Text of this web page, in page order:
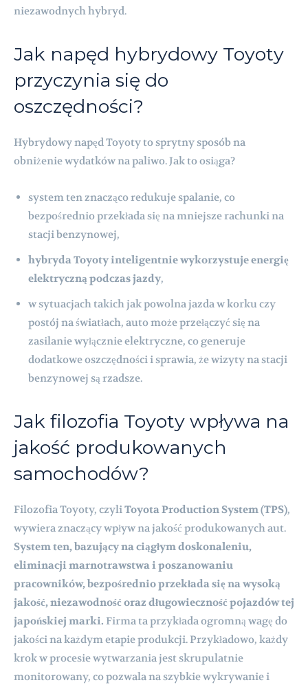
niezawodnych hybryd.
Jak napęd hybrydowy Toyoty
przyczynia się do
oszczędności?
Hybrydowy napęd Toyoty to sprytny sposób na
obniżenie wydatków na paliwo. Jak to osiąga?
system ten znacząco redukuje spalanie, co
bezpośrednio przekłada się na mniejsze rachunki na
stacji benzynowej,
hybryda Toyoty inteligentnie wykorzystuje energię
elektryczną podczas jazdy,
w sytuacjach takich jak powolna jazda w korku czy
postój na światłach, auto może przełączyć się na
zasilanie wyłącznie elektryczne, co generuje
dodatkowe oszczędności i sprawia, że wizyty na stacji
benzynowej są rzadsze.
Jak filozofia Toyoty wpływa na
jakość produkowanych
samochodów?
Filozofia Toyoty, czyliToyota Production System (TPS),
wywiera znaczący wpływ na jakość produkowanych aut.
System ten, bazujący na ciągłym doskonaleniu,
eliminacji marnotrawstwa i poszanowaniu
pracowników, bezpośrednio przekłada się na wysoką
jakość, niezawodność oraz długowieczność pojazdów tej
japońskiej marki. Firma ta przykłada ogromną wagę do
jakości na każdym etapie produkcji. Przykładowo, każdy
krok w procesie wytwarzania jest skrupulatnie
monitorowany, co pozwala na szybkie wykrywanie i